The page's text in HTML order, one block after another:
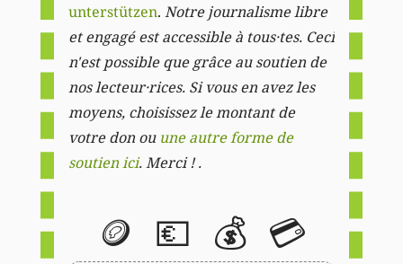
unterstützen. Notre journalisme libre
et engagé est accessible à tous·tes. Ceci
n'est possible que grâce au soutien de
nos lecteur·rices. Si vous en avez les
moyens, choisissez le montant de
votre don ou une autre forme de
soutien ici. Merci ! .
🪙 💶 💰 💳